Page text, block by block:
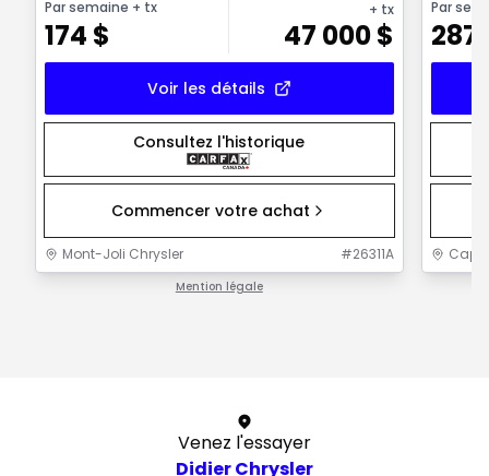
Par semaine + tx
174 $
+ tx
47 000$
Voir les détails
Consultez l'historique
Commencer votre achat
Mont-Joli Chrysler #26311A
Mention légale
Par
287
Venez l'essayer
Didier Chrysler